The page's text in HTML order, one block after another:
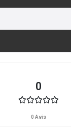
0
0 Avis